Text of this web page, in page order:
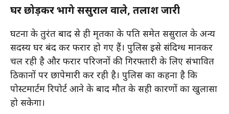
घर छोड़कर भागे ससुराल वाले, तलाश जारी
घटना के तुरंत बाद से ही मृतका के पति समेत ससुराल के अन्य
सदस्य घर बंद कर फरार हो गए हैं। पुलिस इसे संदिग्ध मानकर
चल रही है और फरार परिजनों की गिरफ्तारी के लिए संभावित
ठिकानों पर छापेमारी कर रही है। पुलिस का कहना है कि
पोस्टमार्टम रिपोर्ट आने के बाद मौत के सही कारणों का खुलासा
हो सकेगा।